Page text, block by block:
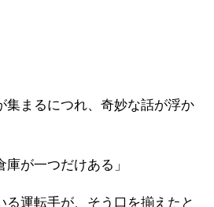
集まるにつれ、奇妙な話が浮か
庫が一つだけある」
る運転手が、そう口を揃えたと